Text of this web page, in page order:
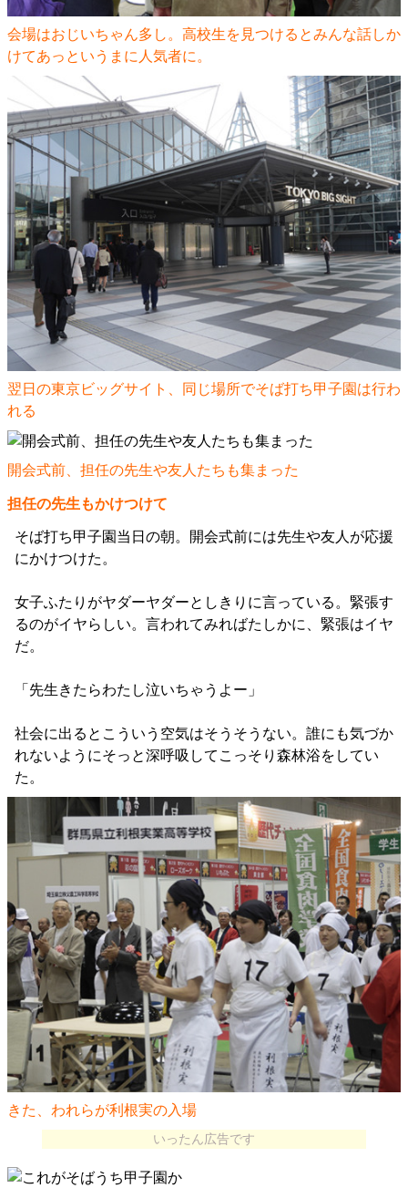
会場はおじいちゃん多し。高校生を見つけるとみんな話しか
けてあっというまに人気者に。
翌日の東京ビッグサイト、同じ場所でそば打ち甲子園は行わ
れる
開会式前、担任の先生や友人たちも集まった
担任の先生もかけつけて
そば打ち甲子園当日の朝。開会式前には先生や友人が応援
にかけつけた。
女子ふたりがヤダーヤダーとしきりに言っている。緊張す
るのがイヤらしい。言われてみればたしかに、緊張はイヤ
だ。
「先生きたらわたし泣いちゃうよー」
社会に出るとこういう空気はそうそうない。誰にも気づか
れないようにそっと深呼吸してこっそり森林浴をしてい
た。
きた、われらが利根実の入場
いったん広告です